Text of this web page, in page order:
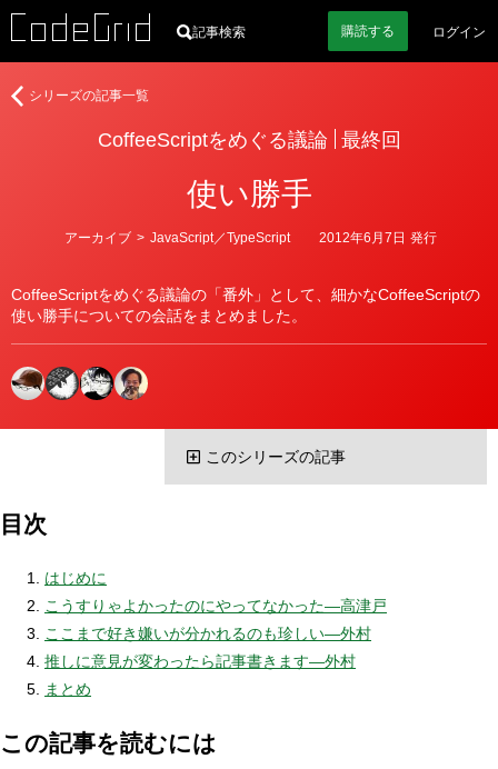
記事検索 購読する ログイン
CoffeeScriptをめぐる議論 最終回
使い勝手
CoffeeScriptをめぐる議論の「番外」として、細かなCoffeeScriptの
使い勝手についての会話をまとめました。
カ
ー
アーカイブ > JavaScript／TypeScript 2012年6月7日 発行
CoffeeScript
シリーズの記事一覧
このシリーズの記事
目次
はじめに
こうすりゃよかったのにやってなかった—高津戸
ここまで好き嫌いが分かれるのも珍しい—外村
推しに意見が変わったら記事書きます—外村
まとめ
この記事を読むには